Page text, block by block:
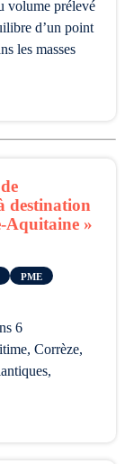
volume prélevé
d’un point
les masses
destination
Aquitaine »
PME
Corrèze,